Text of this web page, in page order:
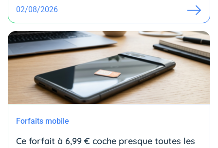
02/08/2026
Forfaits mobile
Ce forfait à 6,99 € coche presque toutes les